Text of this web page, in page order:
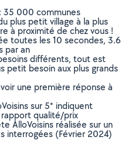
35 000 communes
plus petit village à la plus
à proximité de chez vous !
toutes les 10 secondes, 3.6
par an
différents, tout est
petit besoin aux plus grands
une première réponse à
sur 5* indiquent
rapport qualité/prix
AlloVoisins réalisée sur un
interrogées (Février 2024)